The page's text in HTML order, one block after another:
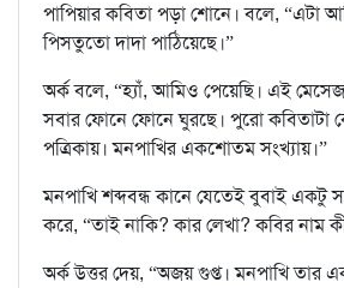
পাপিয়ার কবিতা পড়া শোনে। বলে, “এটা
পিসতুতো দাদা পাঠিয়েছে।”
অর্ক বলে, “হ্যাঁ, আমিও পেয়েছি। এই
সবার ফোনে ফোনে ঘুরছে। পুরো কবিতাটা
পত্রিকায়। মনপাখির একশোতম সংখ্যায়।”
মনপাখি শব্দবন্ধ কানে যেতেই বুবাই একটু
করে, “তাই নাকি? কার লেখা? কবির নাম
অর্ক উত্তর দেয়, “অজয় গুপ্ত। মনপাখি তার